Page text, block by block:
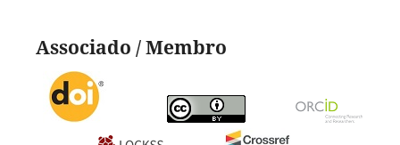
Associado / Membro